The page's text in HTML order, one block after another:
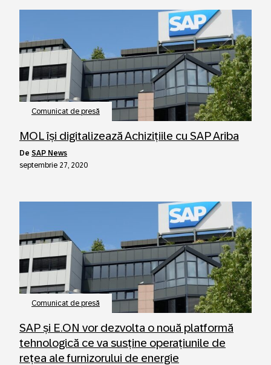
Comunicat de presă
MOL își digitalizează Achizițiile cu SAP Ariba
de SAP News
septembrie 27, 2020
Comunicat de presă
SAP și E.ON vor dezvolta o nouă platformă
tehnologică ce va susține operațiunile de
rețea ale furnizorului de energie